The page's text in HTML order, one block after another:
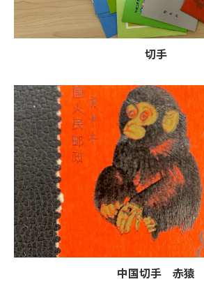
切手
中国切手 赤猿